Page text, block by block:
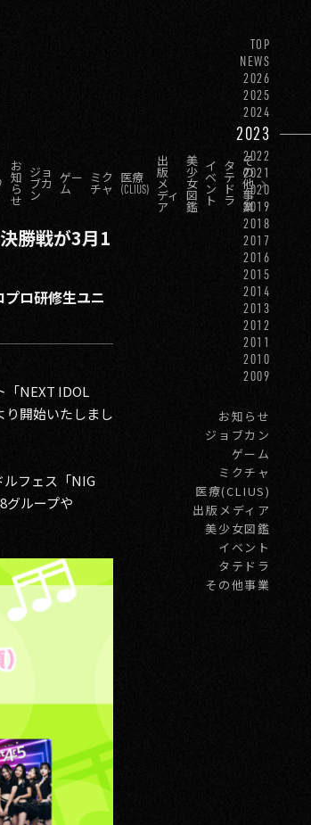
TOP
NEWS
2026
2025
2024
2023
2022
2021
2020
2019
2018
2017
2016
2015
2014
2013
2012
2011
2010
2009
お知らせ
ジョブカン
ゲーム
ミクチャ
医療(CLIUS)
出版メディア
美少女図鑑
イベント
タテドラ
その他事業
お
知
ら
せ
ジョ
ブカ
ン
ゲー
ム
ミク
チャ
医療
(CLIUS)
出
版
メ
ディ
ア
美
少
女
図
鑑
イ
ベ
ン
ト
タ
テ
ド
ラ
そ
の
他
事
業
勝戦が3月1
ロ研修生ユニ
「NEXT IDOL
り開始いたしまし
ルフェス「NIG
グループや